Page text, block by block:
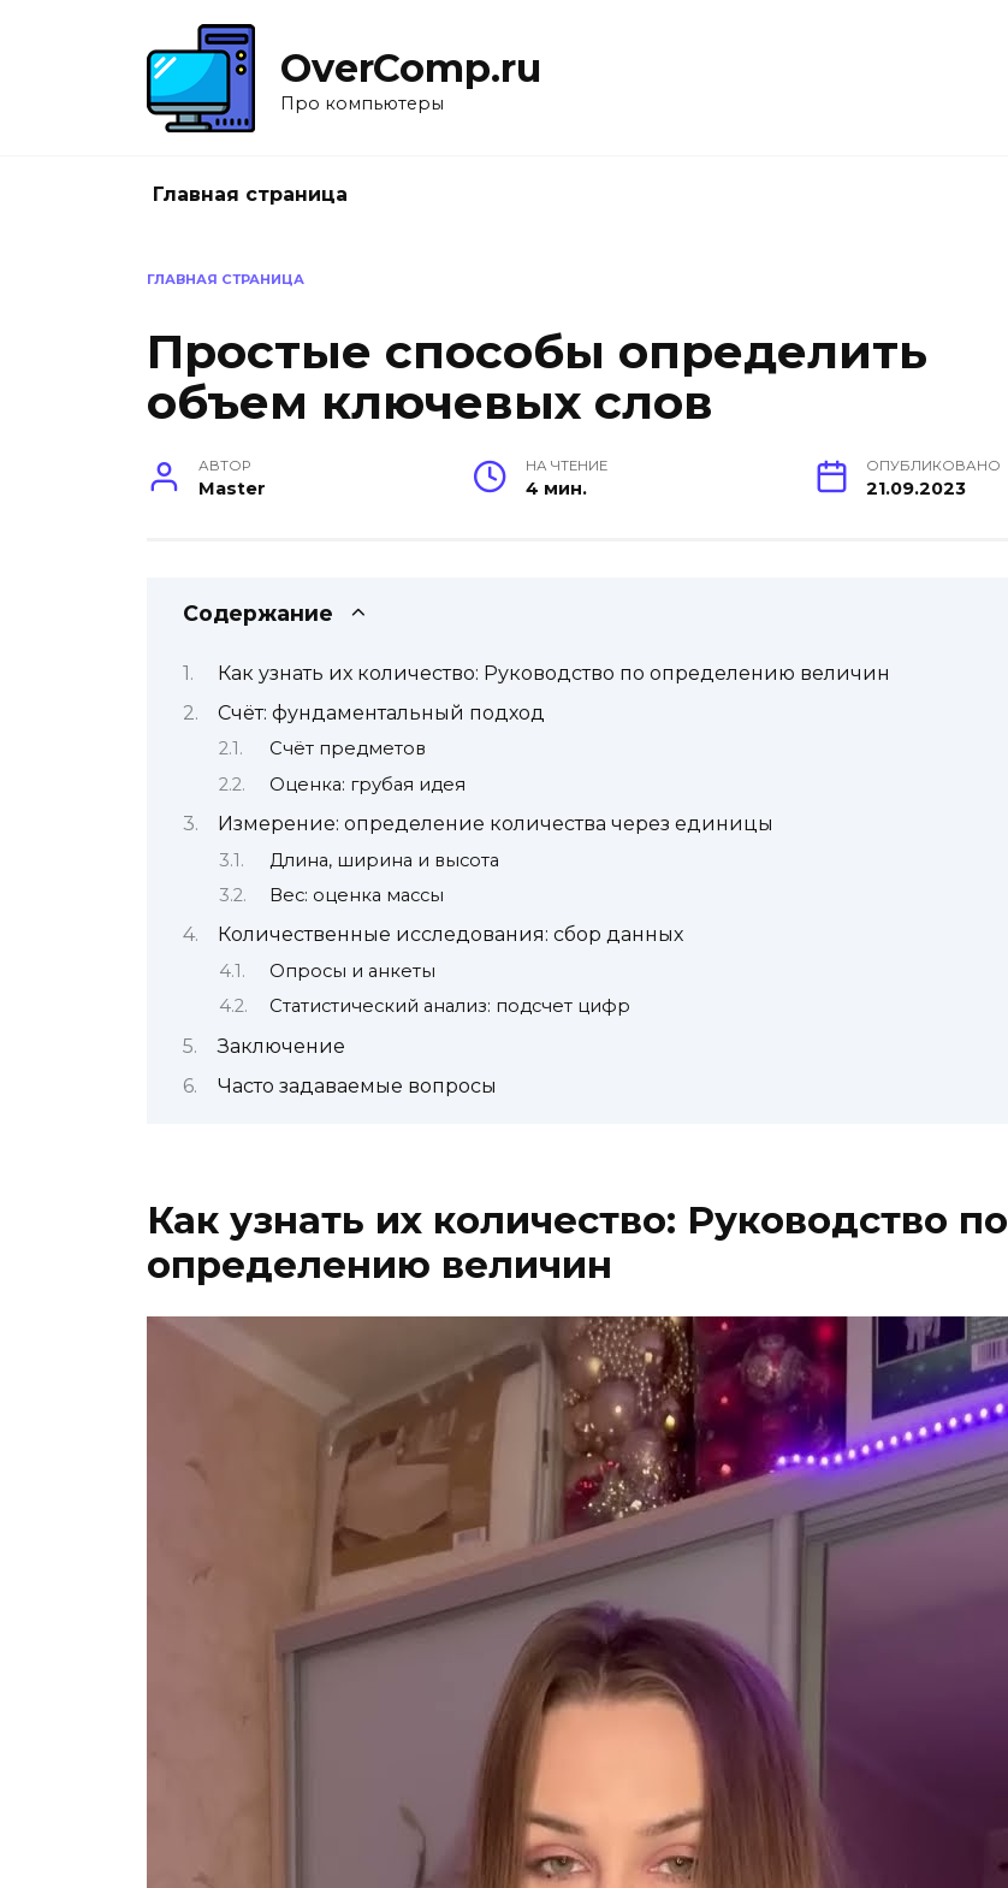
OverComp.ru
Про компьютеры
Главная страница
ГЛАВНАЯ СТРАНИЦА
Простые способы определить
объем ключевых слов
АВТОР
Master
НА ЧТЕНИЕ
4 мин.
ОПУБЛИКОВАНО
21.09.2023
Содержание
Как узнать их количество: Руководство по определению величин
Счёт: фундаментальный подход
Счёт предметов
Оценка: грубая идея
Измерение: определение количества через единицы
Длина, ширина и высота
Вес: оценка массы
Количественные исследования: сбор данных
Опросы и анкеты
Статистический анализ: подсчет цифр
Заключение
Часто задаваемые вопросы
Как узнать их количество: Руководство по
определению величин